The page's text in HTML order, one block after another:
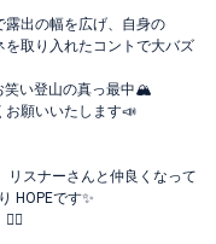
出の幅を広げ、自身の
取り入れたコントで大バズ
笑い登山の真っ最中🏔️
お願いいたします📣
リスナーさんと仲良くなって
HOPEです✨